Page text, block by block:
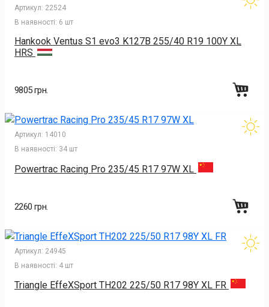
Артикул: 22524
В наявності: 6 шт
Hankook Ventus S1 evo3 K127B 255/40 R19 100Y XL
HRS
9805 грн.
Артикул: 14010
В наявності: 34 шт
Powertrac Racing Pro 235/45 R17 97W XL
2260 грн.
Артикул: 24945
В наявності: 4 шт
Triangle EffeXSport TH202 225/50 R17 98Y XL FR